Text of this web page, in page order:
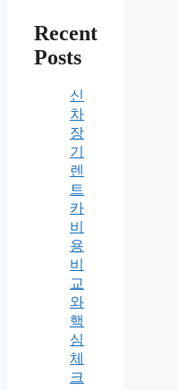
Recent
Posts
신
차
장
기
렌
트
카
비
용
비
교
와
핵
심
체
크